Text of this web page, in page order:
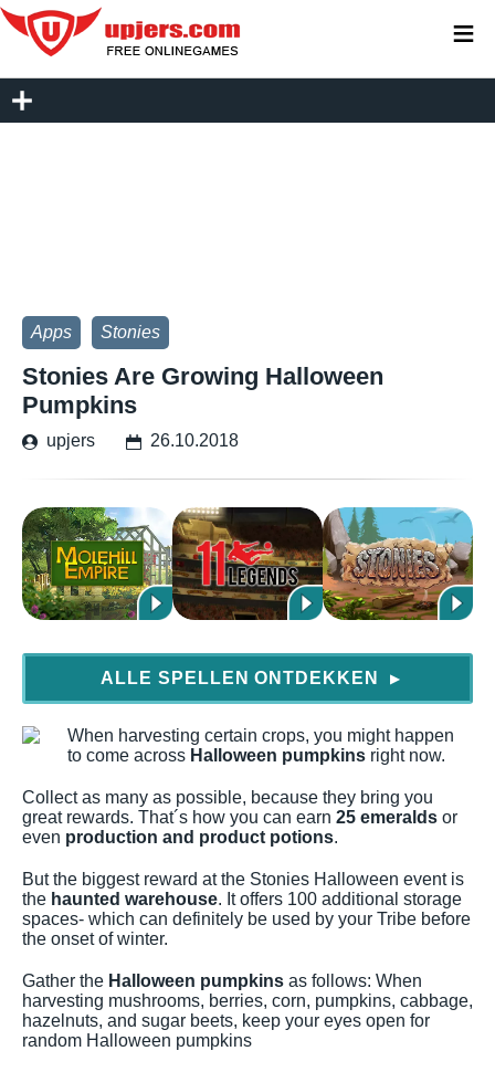
Apps Stonies
Stonies Are Growing Halloween
Pumpkins
upjers 26.10.2018
ALLE SPELLEN ONTDEKKEN ▶
When harvesting certain crops, you might happen
to come across Halloween pumpkins right now.
Collect as many as possible, because they bring you
great rewards. That´s how you can earn 25 emeralds or
even production and product potions.
But the biggest reward at the Stonies Halloween event is
the haunted warehouse. It offers 100 additional storage
spaces- which can definitely be used by your Tribe before
the onset of winter.
Gather the Halloween pumpkins as follows: When
harvesting mushrooms, berries, corn, pumpkins, cabbage,
hazelnuts, and sugar beets, keep your eyes open for
random Halloween pumpkins
≡